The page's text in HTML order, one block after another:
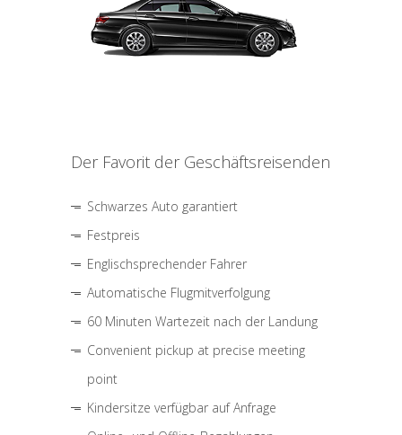
Der Favorit der Geschäftsreisenden
Schwarzes Auto garantiert
Festpreis
Englischsprechender Fahrer
Automatische Flugmitverfolgung
60 Minuten Wartezeit nach der Landung
Convenient pickup at precise meeting
point
Kindersitze verfügbar auf Anfrage